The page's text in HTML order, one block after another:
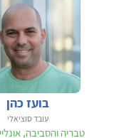
בועז כהן
עובד סוציאלי
טבריה והסביבה,